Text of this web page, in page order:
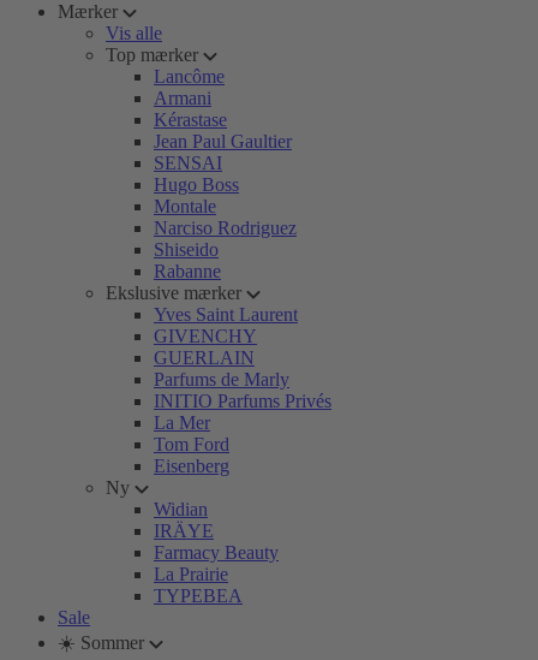
Mærker
Vis alle
Top mærker
Lancôme
Armani
Kérastase
Jean Paul Gaultier
SENSAI
Hugo Boss
Montale
Narciso Rodriguez
Shiseido
Rabanne
Ekslusive mærker
Yves Saint Laurent
GIVENCHY
GUERLAIN
Parfums de Marly
INITIO Parfums Privés
La Mer
Tom Ford
Eisenberg
Ny
Widian
IRÄYE
Farmacy Beauty
La Prairie
TYPEBEA
Sale
☀️ Sommer